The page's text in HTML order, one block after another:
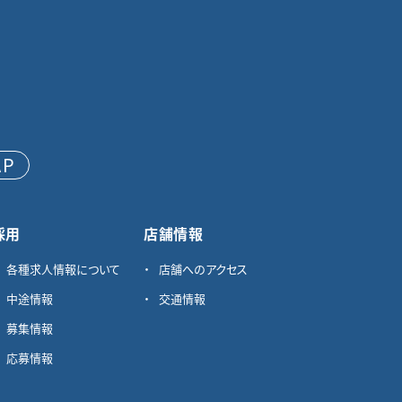
用
各種求⼈情報について
中途情報
募集情報
応募情報
店舗情報
店舗へのアクセス
交通情報